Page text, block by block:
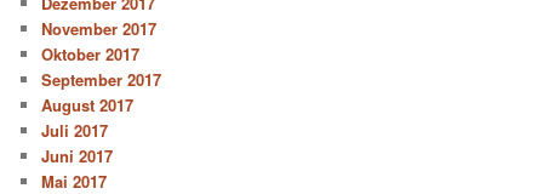
November 2017
Oktober 2017
September 2017
August 2017
Juli 2017
Juni 2017
Mai 2017